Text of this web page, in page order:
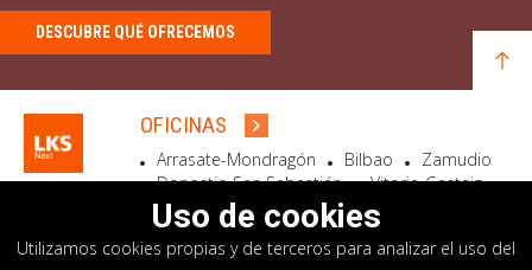
DESCUBRE QUÉ OFRECEMOS
OFICINAS
Arrasate-Mondragón Bilbao
Zamudio
Donostia-San Sebastián
Vitoria-Gasteiz
Madrid
El Astillero Bidart
Uso de cookies
Utilizamos cookies propias y de terceros para analizar el uso del